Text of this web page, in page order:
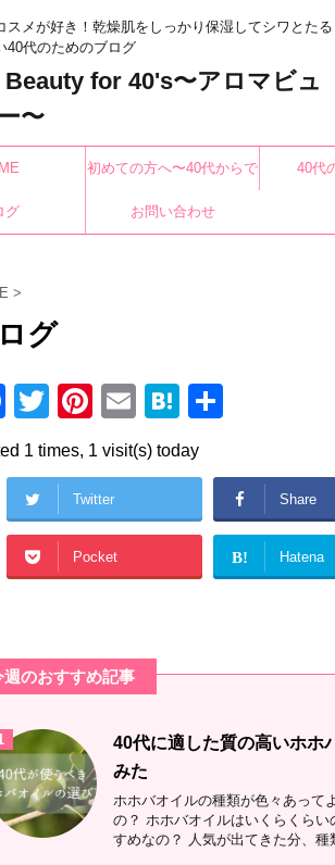
スメが好き！乾燥肌をしっかり保湿してシワとたる
40代のためのブログ
for 40's〜アロマビュ
〜
初めての方へ〜40代からで
もみんなキレイになれる
40代
グ お問い合わせ
>
グ
F
a
c
b
o
T
tt
er
Pi
nt
er
e
st
E
m
ail
H
e
a
1 times, 1 visit(s) today
Twitter Share
Pocket B! Hatena
週のおすすめ記事
40代に適した質の高いホホ
みた
ホホバオイルの種類が色々あって
の？ ホホバオイルはいくらくら
すめなの？ 人気が出てきた分、